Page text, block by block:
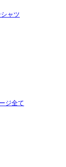
ャツ
ジ全て